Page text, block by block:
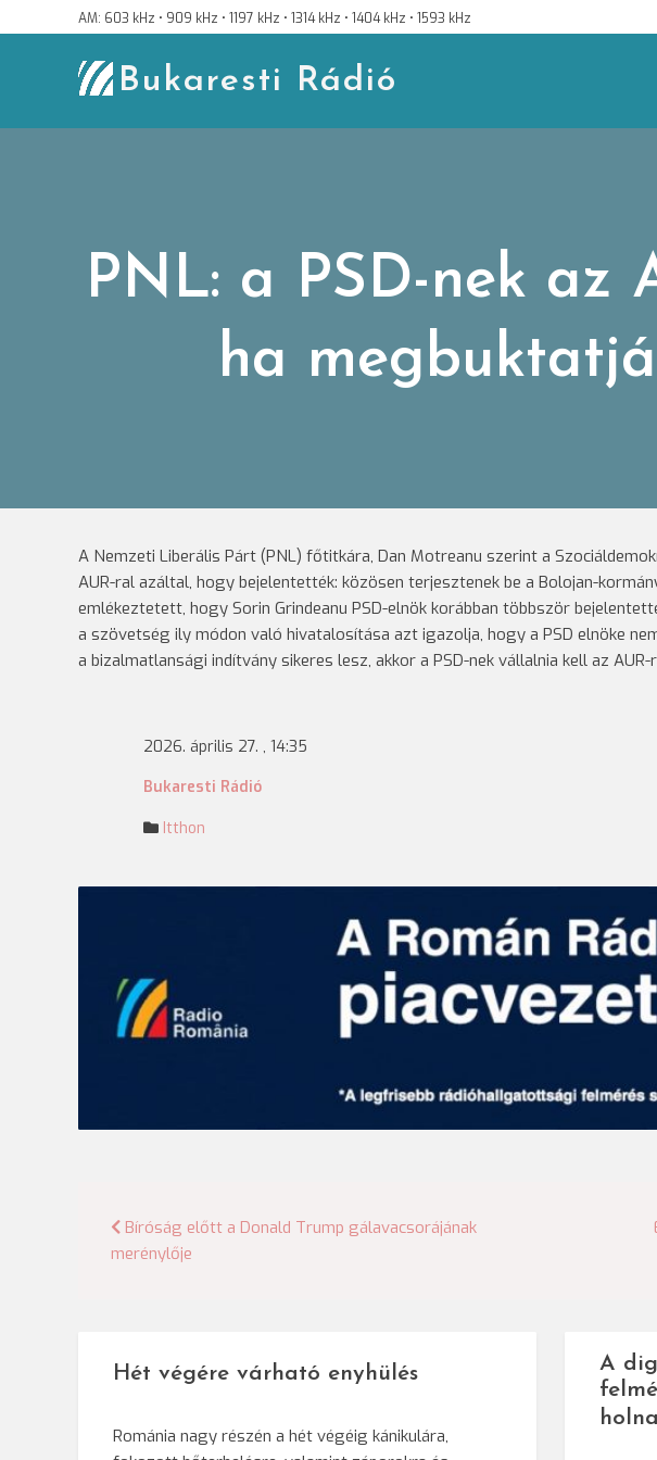
to
AM: 603 kHz • 909 kHz • 1197 kHz • 1314 kHz • 1404 kHz • 1593 kHz
Bukaresti Rádió
PNL: a PSD-nek az
ha
A Nemzeti Liberális Párt (PNL) főtitkára, Dan Motreanu szerint a
AUR-ral azáltal, hogy bejelentették: közösen terjesztenek be a Bolojan-
emlékeztetett, hogy Sorin Grindeanu PSD-elnök korábban többször
a szövetség ily módon való hivatalosítása azt igazolja, hogy a PSD elnöke
a bizalmatlansági indítvány sikeres lesz, akkor a PSD-nek vállalnia kell az
2026. április 27. , 14:35
Bukaresti Rádió
Itthon
Bejegyzés
navigáció
Bíróság előtt a Donald Trump gálavacsorájának
merénylője
Hét végére várható enyhülés
Románia nagy részén a hét végéig kánikulára,
A